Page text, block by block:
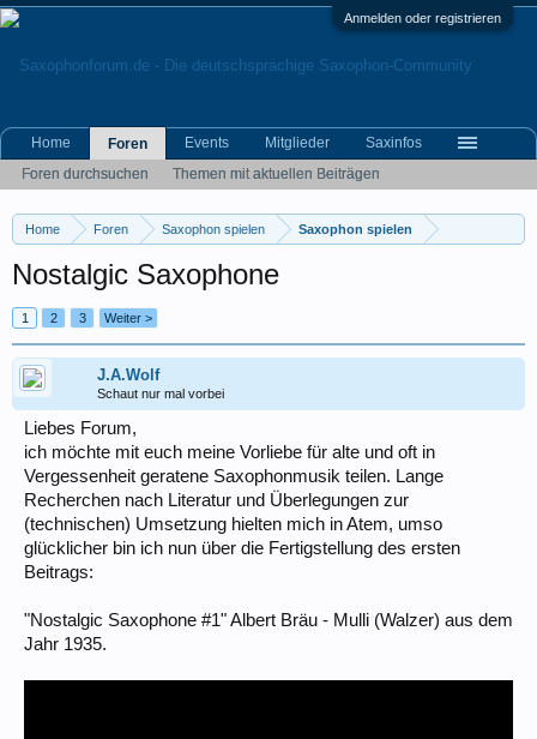
Anmelden oder registrieren
Home Foren Saxophon spielen Saxophon spielen
Nostalgic Saxophone
1 2 3 Weiter >
J.A.Wolf
Schaut nur mal vorbei
Liebes Forum,
ich möchte mit euch meine Vorliebe für alte und oft in
Vergessenheit geratene Saxophonmusik teilen. Lange
Recherchen nach Literatur und Überlegungen zur
(technischen) Umsetzung hielten mich in Atem, umso
glücklicher bin ich nun über die Fertigstellung des ersten
Beitrags:
"Nostalgic Saxophone #1" Albert Bräu - Mulli (Walzer) aus dem
Jahr 1935.
Home
Foren
Foren durchsuchen
Themen mit aktuellen Beiträgen
Events Mitglieder Saxinfos